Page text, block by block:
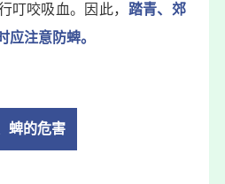
叮咬吸血。因此， 踏青、郊
应注意防蜱。
蜱的危害